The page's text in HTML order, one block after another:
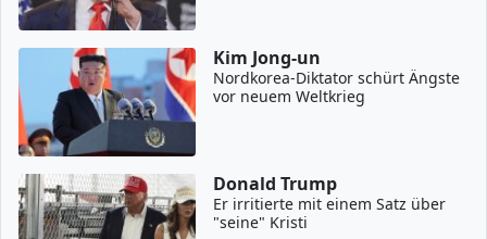
Kim Jong-un
Nordkorea-Diktator schürt Ängste
vor neuem Weltkrieg
Donald Trump
Er irritierte mit einem Satz über
"seine" Kristi